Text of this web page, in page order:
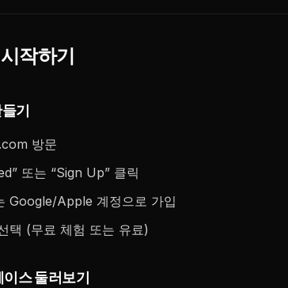
작하기
기
방문
또는 “Sign Up” 클릭
Google/Apple 계정으로 가입
택 (무료 체험 또는 유료)
스 둘러보기